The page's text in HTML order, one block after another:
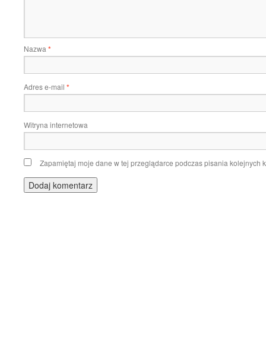
Nazwa *
Adres e-mail *
Witryna internetowa
Zapamiętaj moje dane w tej przeglądarce podczas pisania kolejnych